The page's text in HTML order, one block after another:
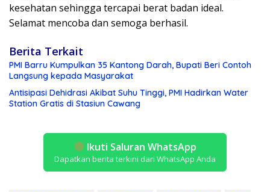
kesehatan sehingga tercapai berat badan ideal.
Selamat mencoba dan semoga berhasil.
Berita Terkait
PMI Barru Kumpulkan 35 Kantong Darah, Bupati Beri Contoh
Langsung kepada Masyarakat
Antisipasi Dehidrasi Akibat Suhu Tinggi, PMI Hadirkan Water
Station Gratis di Stasiun Cawang
Ikuti Saluran WhatsApp
Dapatkan berita terkini dari WhatsApp Anda